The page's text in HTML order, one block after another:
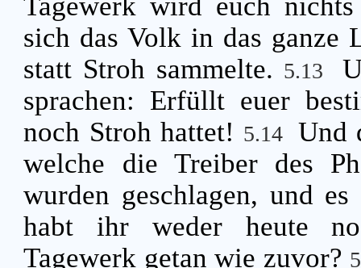
sich das Volk in das ganze
statt Stroh sammelte. 5.13
sprachen: Erfüllt euer
noch Stroh hattet! 5.14
Und
welche die Treiber des
wurden geschlagen, und
habt ihr weder heute
Tagewerk getan wie zuvor?